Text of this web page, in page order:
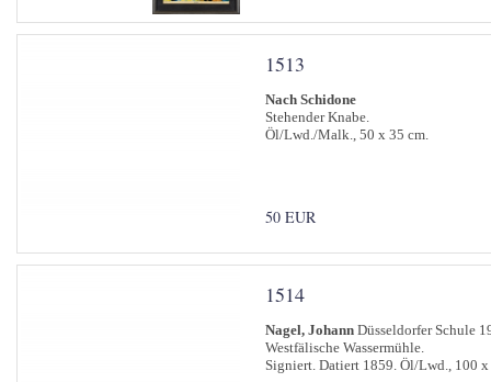
1513
Nach Schidone
Stehender Knabe.
Öl/Lwd./Malk., 50 x 35 cm.
50 EUR
1514
Nagel, Johann Düsseldorfer Schule
Westfälische Wassermühle.
Signiert. Datiert 1859. Öl/Lwd., 100 x